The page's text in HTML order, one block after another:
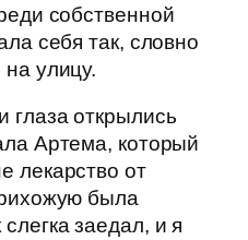
собственной
себя так, словно
улицу.
глаза открылись
Артема, который
лекарство от
была
заедал, и я